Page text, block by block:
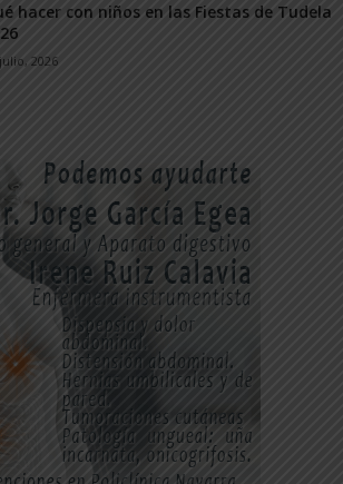
hacer con niños en las Fiestas de Tudela
2026